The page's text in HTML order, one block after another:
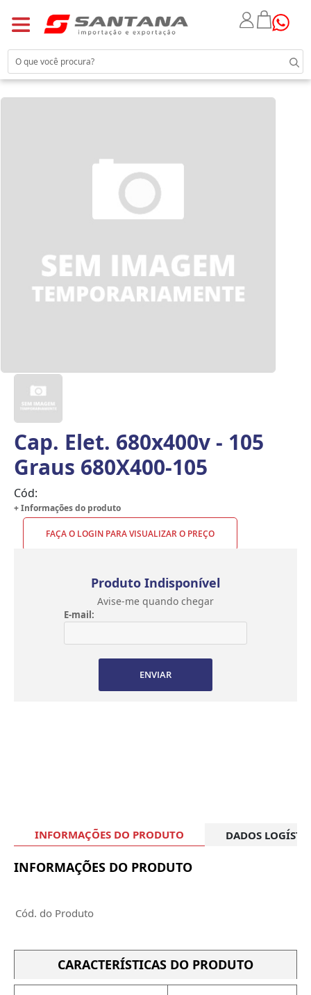
Cap. Elet. 680x400v - 105
Graus 680X400-105
Cód:
+ Informações do produto
FAÇA O LOGIN PARA VISUALIZAR O PREÇO
Produto Indisponível
Avise-me quando chegar
E-mail:
ENVIAR
INFORMAÇÕES DO PRODUTO DADOS
INFORMAÇÕES DO PRODUTO
Cód. do Produto
CARACTERÍSTICAS DO PRODUTO